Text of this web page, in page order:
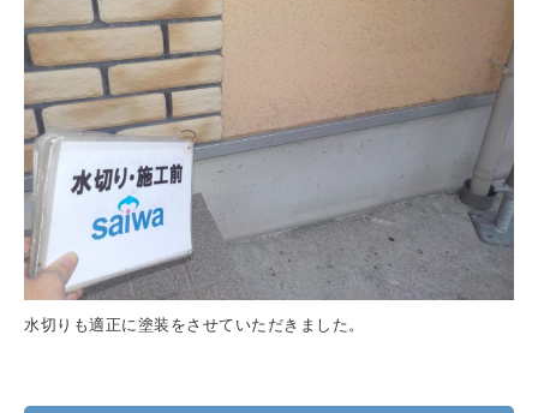
水切りも適正に塗装をさせていただきました。